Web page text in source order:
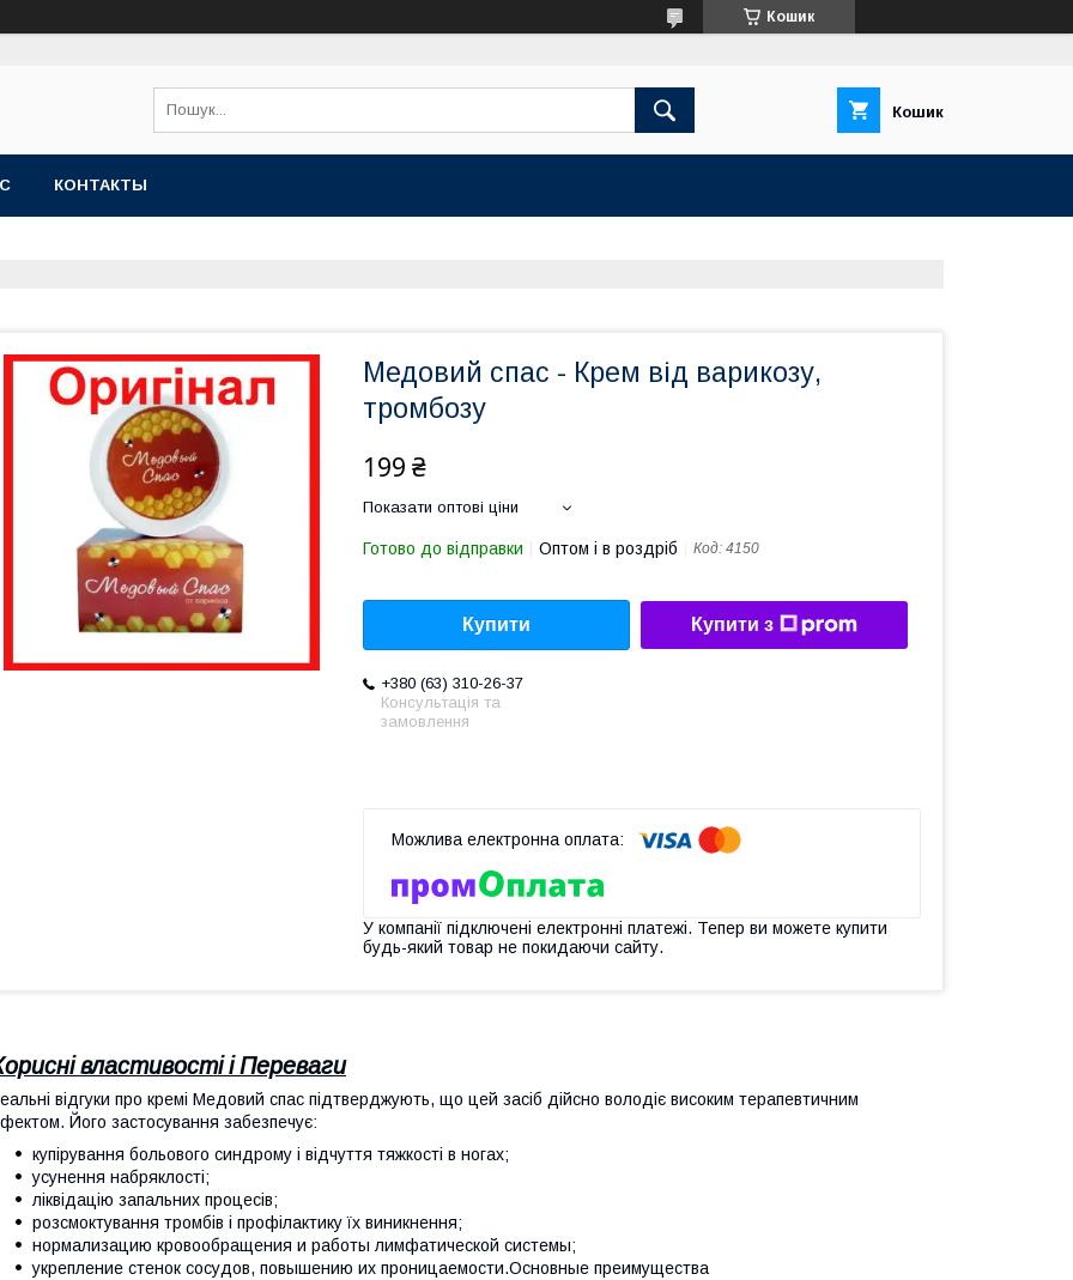
Кошик
Кошик
КОНТАКТЫ
Медовий спас - Крем від варикозу,
тромбозу
199 ₴
Показати оптові ціни
Готово до відправки Оптом і в роздріб Код: 4150
Купити Купити з
+380 (63) 310-26-37
Консультація та
замовлення
У компанії підключені електронні платежі. Тепер ви можете купити
будь-який товар не покидаючи сайту.
властивості і Переваги
відгуки про кремі Медовий спас підтверджують, що цей засіб дійсно володіє високим терапевтичним
Його застосування забезпечує:
купірування больового синдрому і відчуття тяжкості в ногах;
усунення набряклості;
ліквідацію запальних процесів;
розсмоктування тромбів і профілактику їх виникнення;
нормализацию кровообращения и работы лимфатической системы;
укрепление стенок сосудов, повышению их проницаемости.Основные преимущества